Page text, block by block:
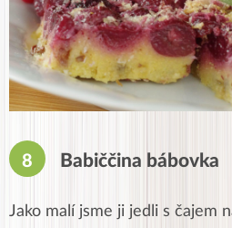
Babiččina bábovka
Jako malí jsme ji jedli s čajem